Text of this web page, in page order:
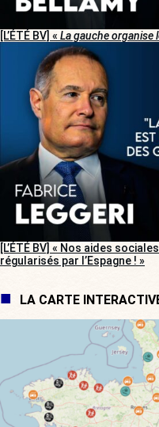
[L’ÉTÉ BV] « La gauche organise
[L’ÉTÉ BV] « Nos aides
régularisés par l’Espagne ! »
LA CARTE